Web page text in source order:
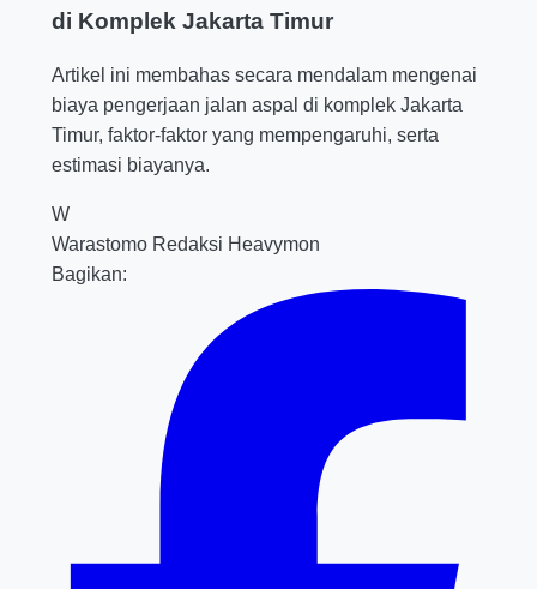
di Komplek Jakarta Timur
Artikel ini membahas secara mendalam mengenai
biaya pengerjaan jalan aspal di komplek Jakarta
Timur, faktor-faktor yang mempengaruhi, serta
estimasi biayanya.
W
Warastomo Redaksi Heavymon
Bagikan: